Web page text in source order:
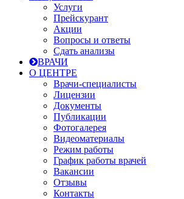
Услуги
Прейскурант
Акции
Вопросы и ответы
Сдать анализы
ВРАЧИ
О ЦЕНТРЕ
Врачи-специалисты
Лицензии
Документы
Публикации
Фотогалерея
Видеоматериалы
Режим работы
График работы врачей
Вакансии
Отзывы
Контакты